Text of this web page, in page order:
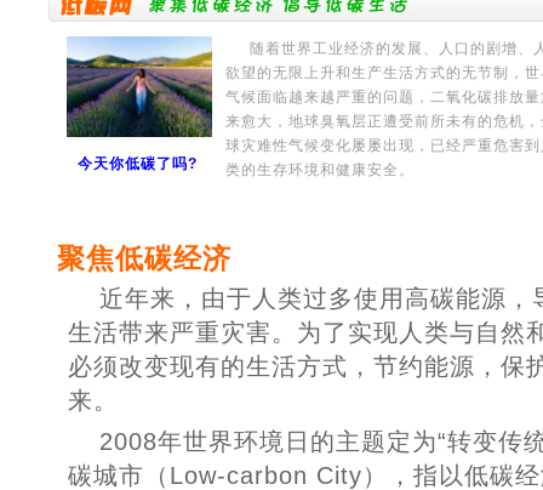
今天你低碳了吗?
随着世界工业经济的发展、人口的剧增、
欲望的无限上升和生产生活方式的无节制，
气候面临越来越严重的问题，二氧化碳排放
来愈大，地球臭氧层正遭受前所未有的危机
球灾难性气候变化屡屡出现，已经严重危害
类的生存环境和健康安全。
聚焦低碳经济
近年来，由于人类过多使用高碳能源
生活带来严重灾害。为了实现人类与自然
必须改变现有的生活方式，节约能源，保
来。
2008年世界环境日的主题定为“转变传
碳城市（Low-carbon City），指以低碳